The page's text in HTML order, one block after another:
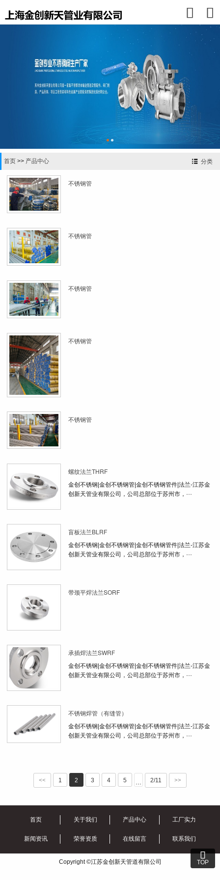


分类
首页 >> 产品中心
不锈钢管
不锈钢管
不锈钢管
不锈钢管
不锈钢管
螺纹法兰THRF
金创不锈钢|金创不锈钢管|金创不锈钢管件|法兰-江苏金
创新天管业有限公司，公司总部位于苏州市，···
盲板法兰BLRF
金创不锈钢|金创不锈钢管|金创不锈钢管件|法兰-江苏金
创新天管业有限公司，公司总部位于苏州市，···
带颈平焊法兰SORF
承插焊法兰SWRF
金创不锈钢|金创不锈钢管|金创不锈钢管件|法兰-江苏金
创新天管业有限公司，公司总部位于苏州市，···
不锈钢焊管（有缝管）
金创不锈钢|金创不锈钢管|金创不锈钢管件|法兰-江苏金
创新天管业有限公司，公司总部位于苏州市，···
<< 1 2 3 4 5 ··· 2/11 >>

TOP
首页 关于我们 产品中心 工厂实力
新闻资讯 荣誉资质 在线留言 联系我们
Copyright ©江苏金创新天管道有限公司